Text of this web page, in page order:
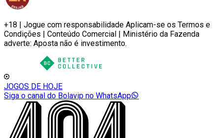
+18 | Jogue com responsabilidade Aplicam-se os Termos e
Condições | Conteúdo Comercial | Ministério da Fazenda
adverte: Aposta não é investimento.
JOGOS DE HOJE
Siga o canal do Bolavip no WhatsApp